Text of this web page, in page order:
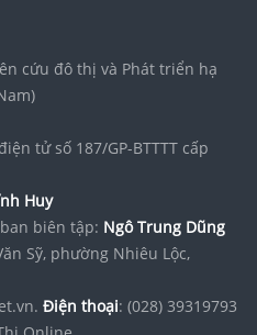
cứu đô thị và Phát triển hạ
tử số 187/GP-BTTTT cấp
Huy
biên tập: Ngô Trung Dũng
Sỹ, phường Nhiêu Lộc,
Điện thoại: (028) 39319793